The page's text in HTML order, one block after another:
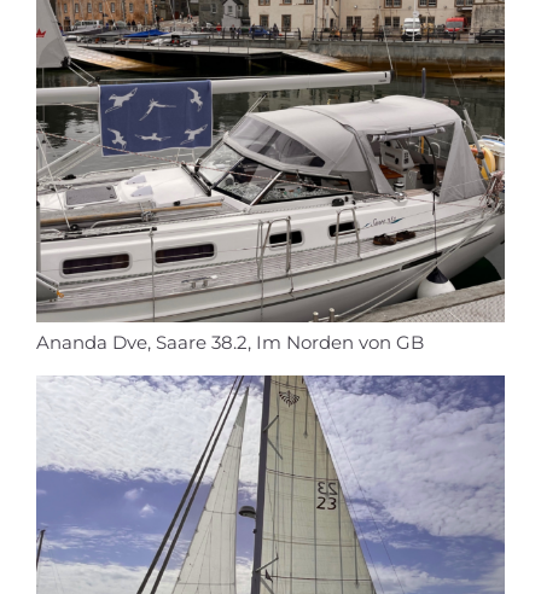
Ananda Dve, Saare 38.2, Im Norden von GB